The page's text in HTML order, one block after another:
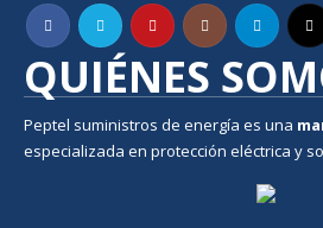
QUIÉNES
Peptel suministros de energía es una
especializada en protección eléctrica y